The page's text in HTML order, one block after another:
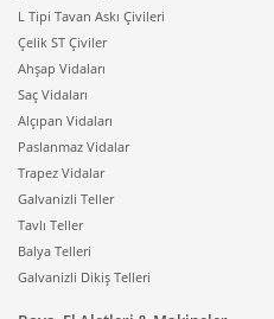
L Tipi Tavan Askı Çivileri
Çelik ST Çiviler
Ahşap Vidaları
Saç Vidaları
Alçıpan Vidaları
Paslanmaz Vidalar
Trapez Vidalar
Galvanizli Teller
Tavlı Teller
Balya Telleri
Galvanizli Dikiş Telleri